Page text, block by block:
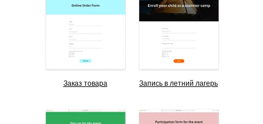
Заказ товара Запись в летний лагерь